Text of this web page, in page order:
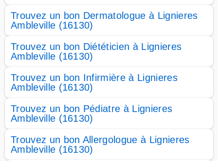
Trouvez un bon Dermatologue à Lignieres
Ambleville (16130)
Trouvez un bon Diététicien à Lignieres
Ambleville (16130)
Trouvez un bon Infirmière à Lignieres
Ambleville (16130)
Trouvez un bon Pédiatre à Lignieres
Ambleville (16130)
Trouvez un bon Allergologue à Lignieres
Ambleville (16130)